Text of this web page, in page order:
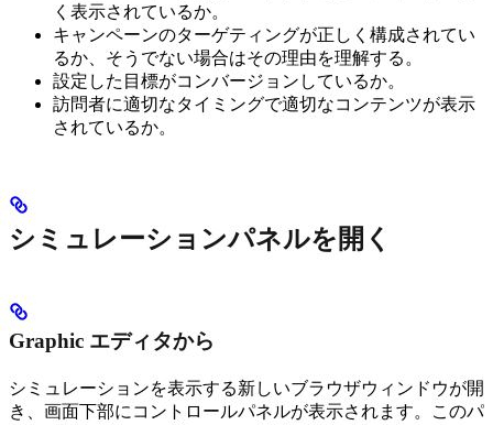
く表示されているか。
キャンペーンのターゲティングが正しく構成されてい
るか、そうでない場合はその理由を理解する。
設定した目標がコンバージョンしているか。
訪問者に適切なタイミングで適切なコンテンツが表示
されているか。
シミュレーションパネルを開く
Graphic エディタから
シミュレーションを表示する新しいブラウザウィンドウが開
き、画面下部にコントロールパネルが表示されます。このパ